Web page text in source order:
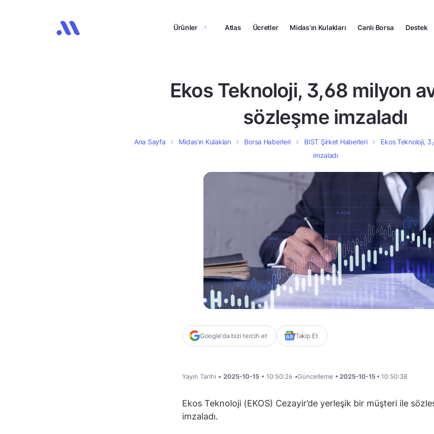
Ürünler Atlas Ücretler Midas’ın Kulakları Canlı Borsa Destek
Ekos Teknoloji, 3,68 milyon
sözleşme imzaladı
Ana Sayfa Midas’ın Kulakları Borsa Haberleri BIST Şirket Haberleri
Ekos Teknoloji,
imzaladı
Google'da bizi tercih et Takip Et
Yayın Tarihi • 2025-10-15 • 10:50:26 •Güncelleme • 2025-10-15 • 10:50:38
Ekos Teknoloji (EKOS) Cezayir’de yerleşik bir müşteri ile
imzaladı.